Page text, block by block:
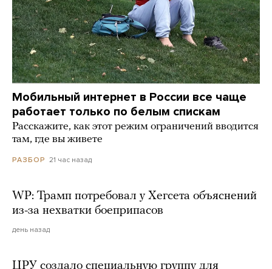
Мобильный интернет в России все чаще
работает только по белым спискам
Расскажите, как этот режим ограничений вводится
там, где вы живете
РАЗБОР 21 час назад
WP: Трамп потребовал у Хегсета объяснений
из-за нехватки боеприпасов
день назад
ЦРУ создало специальную группу для